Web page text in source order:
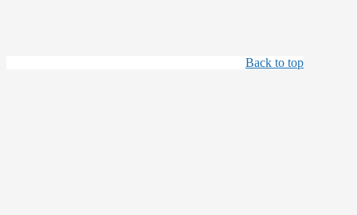
Back to top